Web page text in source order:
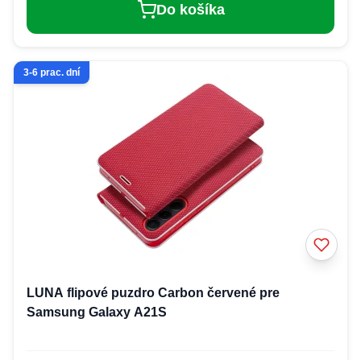
Do košíka
3-6 prac. dní
LUNA flipové puzdro Carbon červené pre
Samsung Galaxy A21S